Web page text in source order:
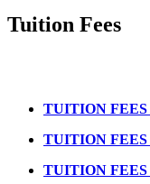
Tuition Fees
TUITION FEES
TUITION FEES
TUITION FEES